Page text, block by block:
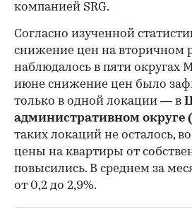
компанией SRG.
Согласно изученной
снижение цен на вторичном
наблюдалось в пяти округах
июне снижение цен было
только в одной локации — в
административном округе
таких локаций не осталось, во
цены на квартиры от
повысились. В среднем за
от 0,2 до 2,9%.